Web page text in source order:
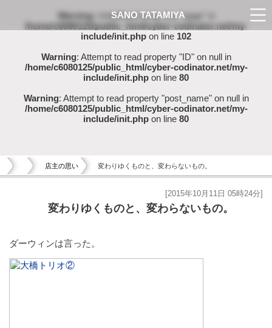
Warning: Undefined array key "page" in
/home/c6080125/public_html/cyber-codinator.net/my-
include/init.php on line 102
Warning: Attempt to read property "ID" on null in
/home/c6080125/public_html/cyber-codinator.net/my-
include/init.php on line 80
Warning: Attempt to read property "post_name" on null in
/home/c6080125/public_html/cyber-codinator.net/my-
include/init.php on line 80
店主の思い 変わりゆくものと、変わらないもの。
変わりゆくものと、変わらないもの。
[2015年10月11日 05時24分]
ダーウィンは言った。
SANO TATAMIYA